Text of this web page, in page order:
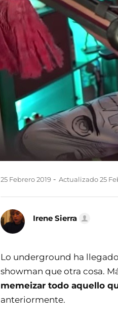
25 Febrero 2019 Actualizado 25
Irene Sierra
Lo underground ha llegado
showman que otra cosa.
memeizar todo aquello
anteriormente.